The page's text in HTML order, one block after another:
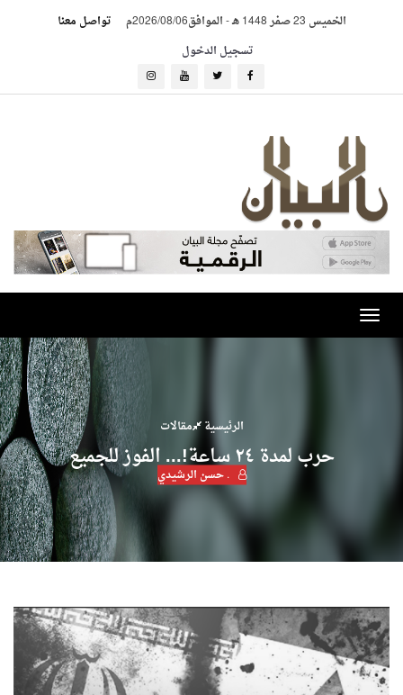
الخميس 23 صفر 1448 هـ -الموافق2026/08/06م
تواصل معنا
تسجيل الدخول
Toggle
navigation
الرئيسية مقالات
حرب لمدة ٢٤ ساعة!... الفوز للجميع
. حسن الرشيدي